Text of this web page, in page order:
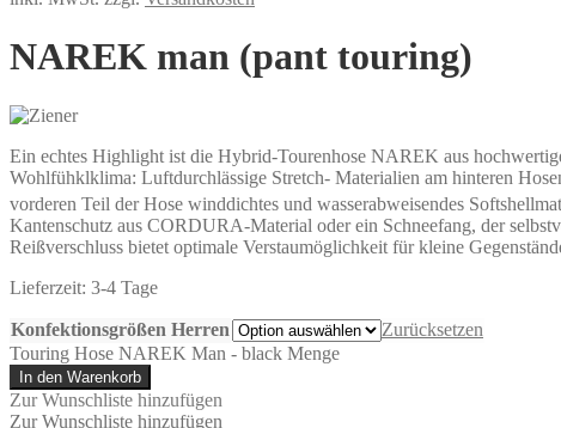
NAREK man (pant touring)
Ein echtes Highlight ist die Hybrid-Tourenhose NAREK aus
Wohlfühklklima: Luftdurchlässige Stretch- Materialien am hinteren
vorderen Teil der Hose winddichtes und wasserabweisendes
Kantenschutz aus CORDURA-Material oder ein Schneefang, der
Reißverschluss bietet optimale Verstaumöglichkeit für kleine
Lieferzeit: 3-4 Tage
Konfektionsgrößen Herren
Zurücksetzen
Touring Hose NAREK Man - black Menge
In den Warenkorb
Zur Wunschliste hinzufügen
Zur Wunschliste hinzufügen